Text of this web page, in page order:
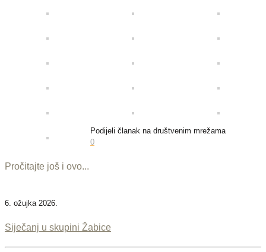
Podijeli članak na društvenim mrežama
0
Pročitajte još i ovo...
6. ožujka 2026.
Siječanj u skupini Žabice